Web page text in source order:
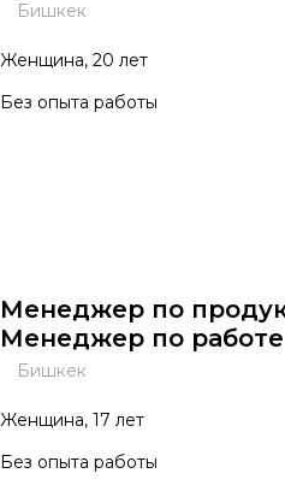
Бишкек
Женщина, 20 лет
Без опыта работы
Менеджер по
Менеджер по
Бишкек
Женщина, 17 лет
Без опыта работы